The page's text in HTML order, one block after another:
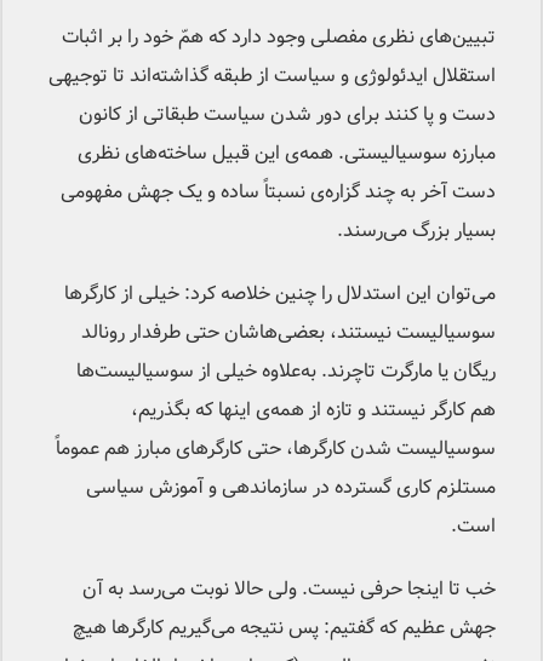
تبیین‌های نظری مفصلی وجود دارد که همّ خود را بر اثبات
استقلال ایدئولوژی و سیاست از طبقه گذاشته‌اند تا توجیهی
دست و پا کنند برای دور شدن سیاست طبقاتی از کانون
مبارزه سوسیالیستی. همه‌ی این قبیل ساخته‌های نظری
دست آخر به چند گزاره‌ی نسبتاً ساده و یک جهش مفهومی
بسیار بزرگ می‌رسند.
می‌توان این استدلال را چنین خلاصه کرد: خیلی از کارگرها
سوسیالیست نیستند، بعضی‌هاشان حتی طرفدار رونالد
ریگان یا مارگرت‌ تاچرند. به‌علاوه خیلی از سوسیالیست‌ها
هم کارگر نیستند و تازه از همه‌ی اینها که بگذریم،
سوسیالیست شدن کارگرها، حتی کارگرهای مبارز هم عموماً
مستلزم کاری گسترده در سازماند‌هی و آموزش سیاسی
است.
خب تا اینجا حرفی نیست. ولی حالا نوبت می‌رسد به آن
جهش عظیم که گفتیم: پس نتیجه می‌گیریم کارگرها هیچ